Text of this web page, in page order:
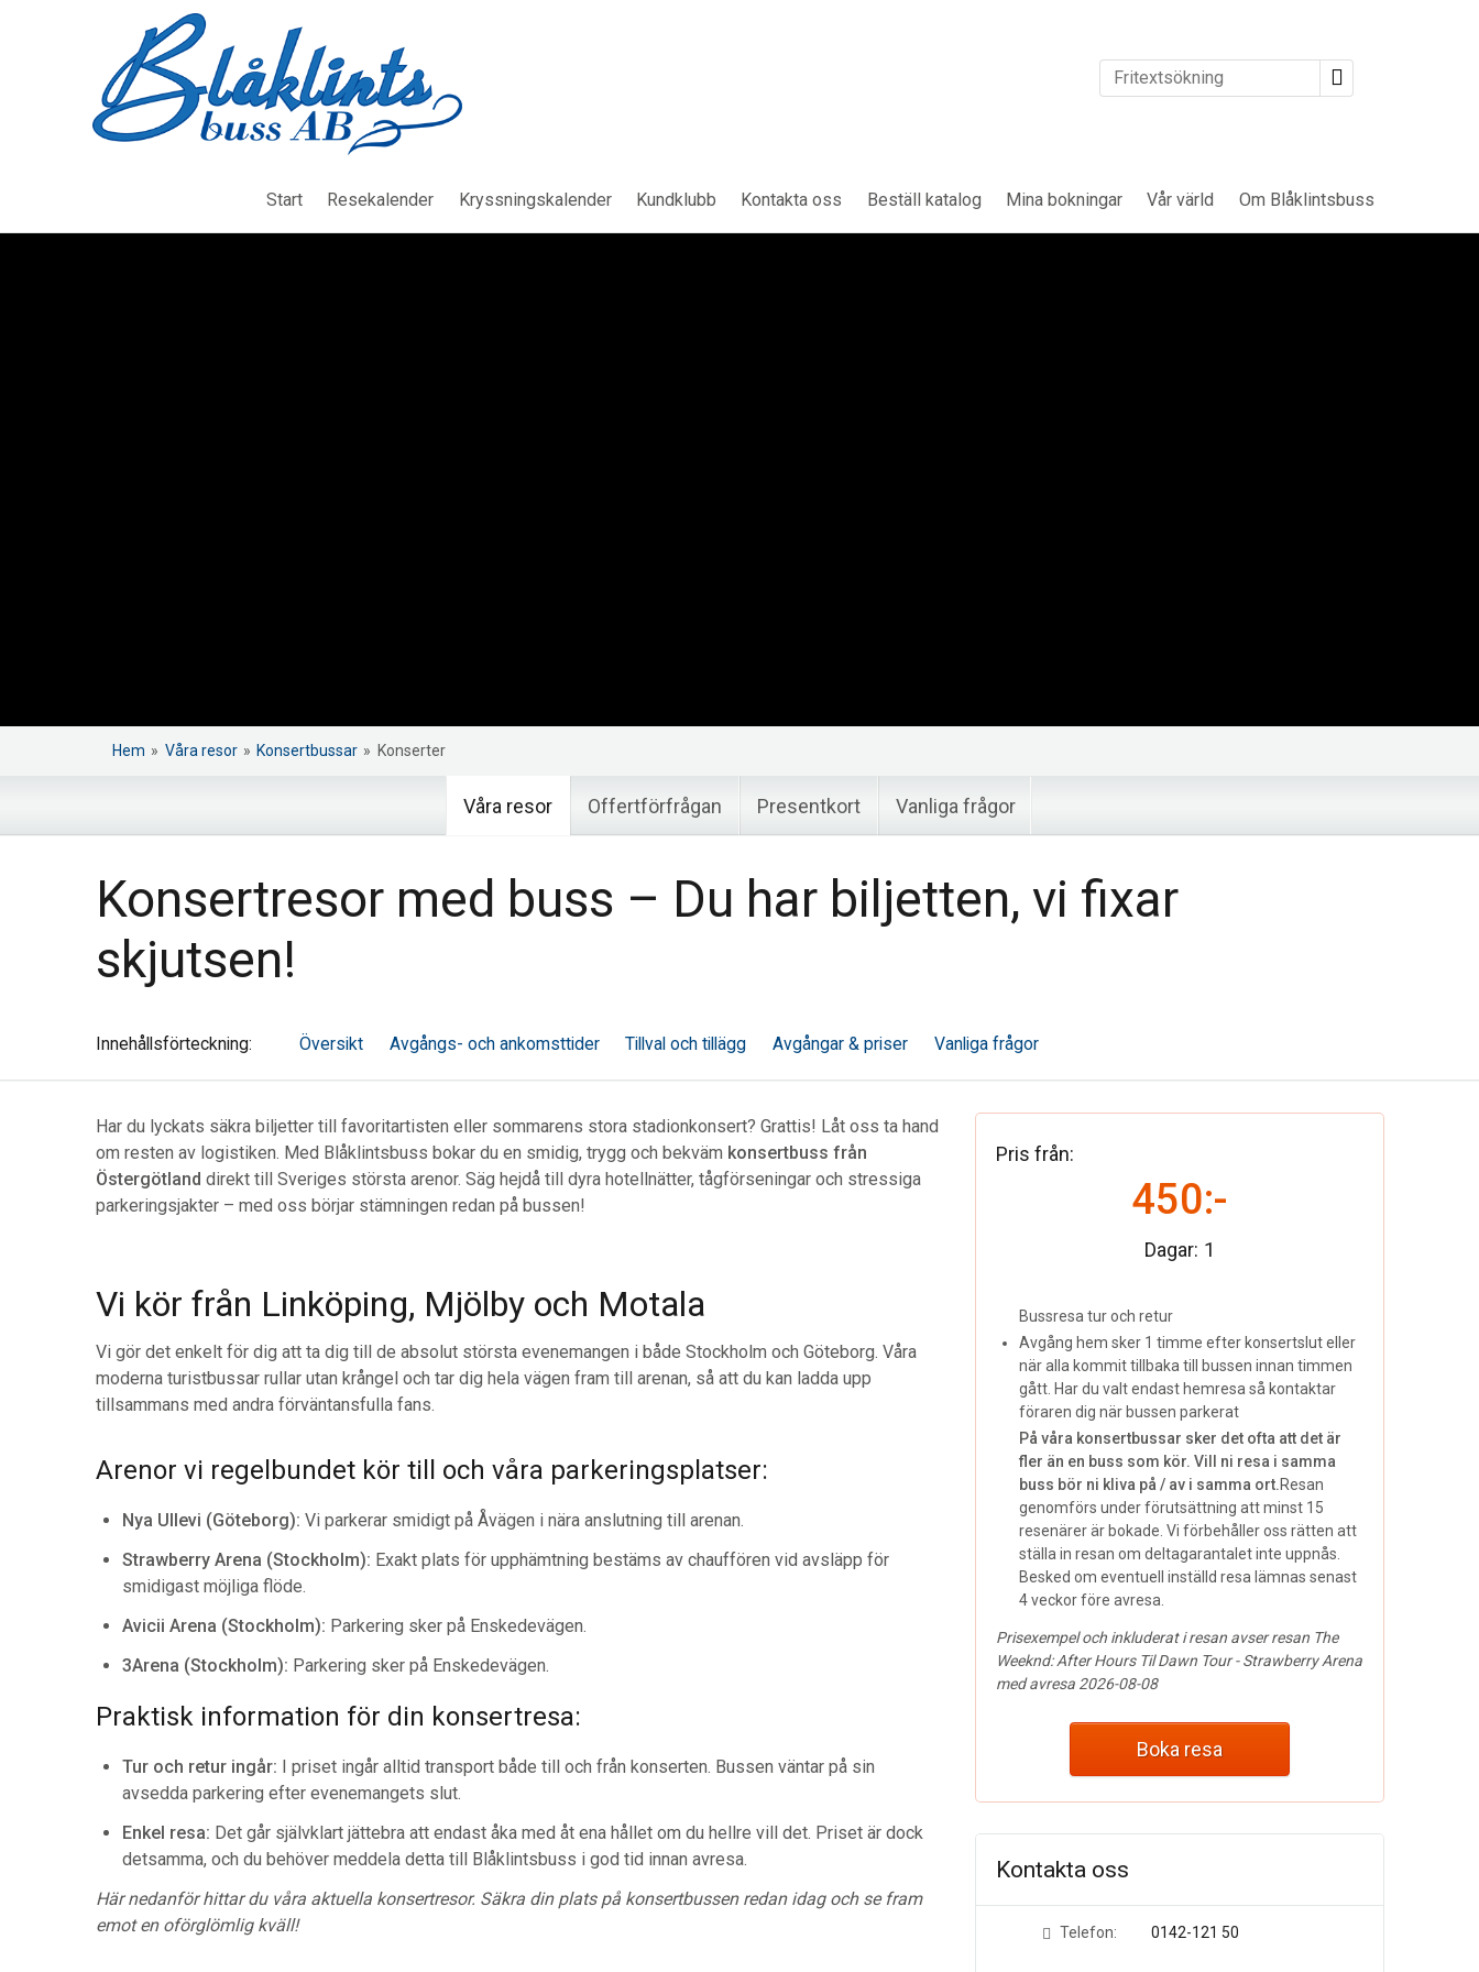
Start Resekalender Kryssningskalender Kundklubb Kontakta oss Beställ katalog Mina bokningar Vår värld Om Blåklintsbuss
Hem » Våra resor » Konsertbussar » Konserter
Våra resor Offertförfrågan Presentkort Vanliga frågor
Konsertresor med buss – Du har biljetten, vi fixar
skjutsen!
Innehållsförteckning Översikt Avgångs- och ankomsttider Tillval och tillägg Avgångar & priser Vanliga frågor
Har du lyckats säkra biljetter till favoritartisten eller sommarens stora stadionkonsert? Grattis! Låt oss ta hand
om resten av logistiken. Med Blåklintsbuss bokar du en smidig, trygg och bekväm konsertbuss från
Östergötland direkt till Sveriges största arenor. Säg hejdå till dyra hotellnätter, tågförseningar och stressiga
parkeringsjakter – med oss börjar stämningen redan på bussen!
Vi kör från Linköping, Mjölby och Motala
Vi gör det enkelt för dig att ta dig till de absolut största evenemangen i både Stockholm och Göteborg. Våra
moderna turistbussar rullar utan krångel och tar dig hela vägen fram till arenan, så att du kan ladda upp
tillsammans med andra förväntansfulla fans.
Arenor vi regelbundet kör till och våra parkeringsplatser:
Nya Ullevi (Göteborg): Vi parkerar smidigt på Åvägen i nära anslutning till arenan.
Strawberry Arena (Stockholm): Exakt plats för upphämtning bestäms av chauffören vid avsläpp för
smidigast möjliga flöde.
Avicii Arena (Stockholm): Parkering sker på Enskedevägen.
3Arena (Stockholm): Parkering sker på Enskedevägen.
Praktisk information för din konsertresa:
Tur och retur ingår: I priset ingår alltid transport både till och från konserten. Bussen väntar på sin
avsedda parkering efter evenemangets slut.
Enkel resa: Det går självklart jättebra att endast åka med åt ena hållet om du hellre vill det. Priset är dock
detsamma, och du behöver meddela detta till Blåklintsbuss i god tid innan avresa.
Här nedanför hittar du våra aktuella konsertresor. Säkra din plats på konsertbussen redan idag och se fram
emot en oförglömlig kväll!
Pris från:
450:-
Dagar: 1
Bussresa tur och retur
Avgång hem sker 1 timme efter konsertslut eller
när alla kommit tillbaka till bussen innan timmen
gått. Har du valt endast hemresa så kontaktar
föraren dig när bussen parkerat
På våra konsertbussar sker det ofta att det är
fler än en buss som kör. Vill ni resa i samma
buss bör ni kliva på / av i samma ort. Resan
genomförs under förutsättning att minst 15
resenärer är bokade. Vi förbehåller oss rätten att
ställa in resan om deltagarantalet inte uppnås.
Besked om eventuell inställd resa lämnas senast
4 veckor före avresa.
Prisexempel och inkluderat i resan avser resan The
Weeknd: After Hours Til Dawn Tour - Strawberry Arena
med avresa 2026-08-08
Boka resa
Kontakta oss
Telefon: 0142-121 50